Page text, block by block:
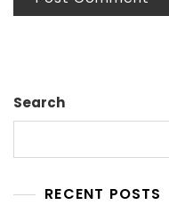
Search
RECENT POSTS